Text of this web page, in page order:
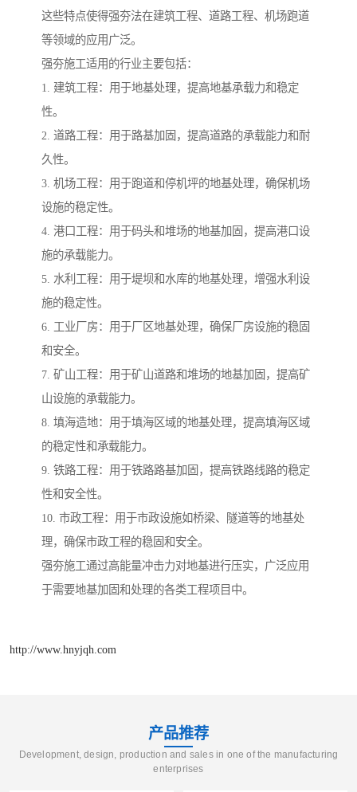
这些特点使得强夯法在建筑工程、道路工程、机场跑道
等领域的应用广泛。
强夯施工适用的行业主要包括：
1. 建筑工程：用于地基处理，提高地基承载力和稳定
性。
2. 道路工程：用于路基加固，提高道路的承载能力和耐
久性。
3. 机场工程：用于跑道和停机坪的地基处理，确保机场
设施的稳定性。
4. 港口工程：用于码头和堆场的地基加固，提高港口设
施的承载能力。
5. 水利工程：用于堤坝和水库的地基处理，增强水利设
施的稳定性。
6. 工业厂房：用于厂区地基处理，确保厂房设施的稳固
和安全。
7. 矿山工程：用于矿山道路和堆场的地基加固，提高矿
山设施的承载能力。
8. 填海造地：用于填海区域的地基处理，提高填海区域
的稳定性和承载能力。
9. 铁路工程：用于铁路路基加固，提高铁路线路的稳定
性和安全性。
10. 市政工程：用于市政设施如桥梁、隧道等的地基处
理，确保市政工程的稳固和安全。
强夯施工通过高能量冲击力对地基进行压实，广泛应用
于需要地基加固和处理的各类工程项目中。
http://www.hnyjqh.com
产品推荐
Development, design, production and sales in one of the manufacturing
enterprises